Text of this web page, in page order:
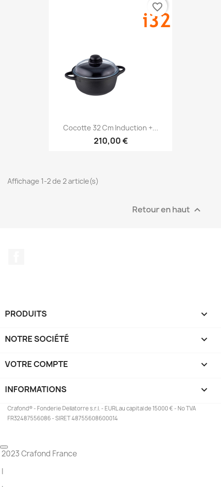
Cocotte 32 Cm Induction +...
210,00 €
favorite_border
Affichage 1-2 de 2 article(s)
Retour en haut 
PRODUITS 
NOTRE SOCIÉTÉ 
VOTRE COMPTE 
INFORMATIONS keyboard_arrow_down
Crafond® - Fonderie Dellatorre s.r.l. - EURL au capital de 15000 € - No TVA
FR32487556086 - SIRET 48755608600014
2023 Crafond France
|